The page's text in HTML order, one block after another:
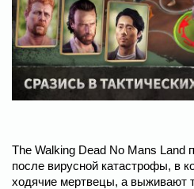
The Walking Dead No Mans Land
после вирусной катастрофы, в
ходячие мертвецы, а выживают